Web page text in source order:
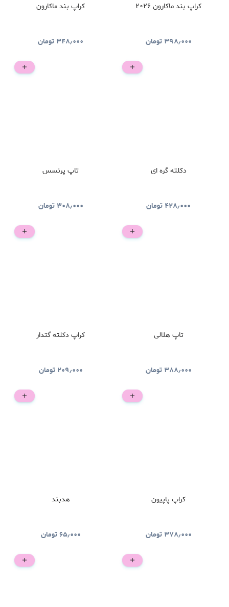
کراپ بند ماکارون ۲۰۲۶
۳۹۸٫۰۰۰ تومان
کراپ بند ماکارون
۳۴۸٫۰۰۰ تومان
دکلته گره ای
۴۲۸٫۰۰۰ تومان
تاپ پرنسس
۳۰۸٫۰۰۰ تومان
تاپ هلالی
۳۸۸٫۰۰۰ تومان
کراپ دکلته گتدار
۲۰۹٫۰۰۰ تومان
کراپ پاپیون
۳۷۸٫۰۰۰ تومان
هدبند
۶۵٫۰۰۰تومان